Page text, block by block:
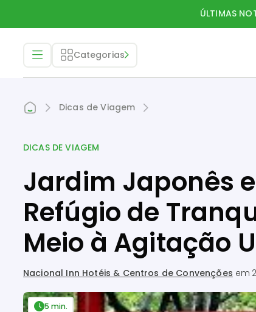
ÚLTIMAS
Categorias
Dicas de Viagem
DICAS DE VIAGEM
Jardim Japonês
Refúgio de
Meio à Agitação
Nacional Inn Hotéis & Centros de Convenções em
5 min.